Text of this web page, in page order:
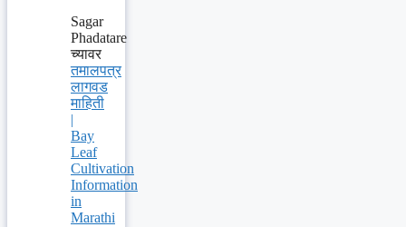
Sagar
Phadatare
च्यावर
तमालपत्र
लागवड
माहिती
|
Bay
Leaf
Cultivation
Information
in
Marathi